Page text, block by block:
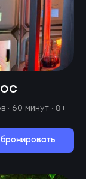
· 60 минут · 8+